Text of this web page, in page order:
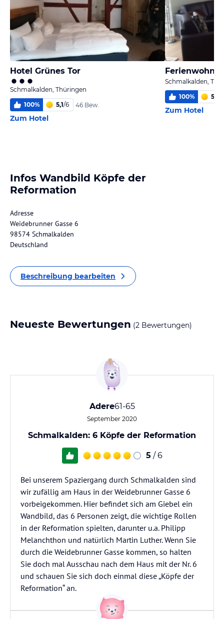
Hotel Grünes Tor
Schmalkalden, Thüringen
100% 5,1/6 46 Bew.
Zum Hotel
Schmalkalden,
100% 5,4
Zum Hotel
Infos Wandbild Köpfe der
Reformation
Adresse
Weidebrunner Gasse 6
98574 Schmalkalden
Deutschland
Beschreibung bearbeiten
Neueste Bewertungen (2 Bewertungen)
Adere61-65
September 2020
Schmalkalden: 6 Köpfe der Reformation
5 / 6
Bei unserem Spaziergang durch Schmalkalden sind
wir zufällig am Haus in der Weidebrunner Gasse 6
vorbeigekommen. Hier befindet sich am Giebel ein
Wandbild, das 6 Personen zeigt, die wichtige Rollen
in der Reformation spielten, darunter u.a. Philipp
Melanchthon und natürlich Martin Luther. Wenn Sie
durch die Weidebrunner Gasse kommen, so halten
Sie doch mal Ausschau nach dem Haus mit der Nr. 6
und schauen Sie sich doch einmal diese „Köpfe der
Reformation“ an.